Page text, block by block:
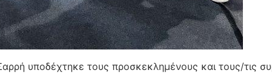
υποδέχτηκε τους προσκεκλημένους και τους/